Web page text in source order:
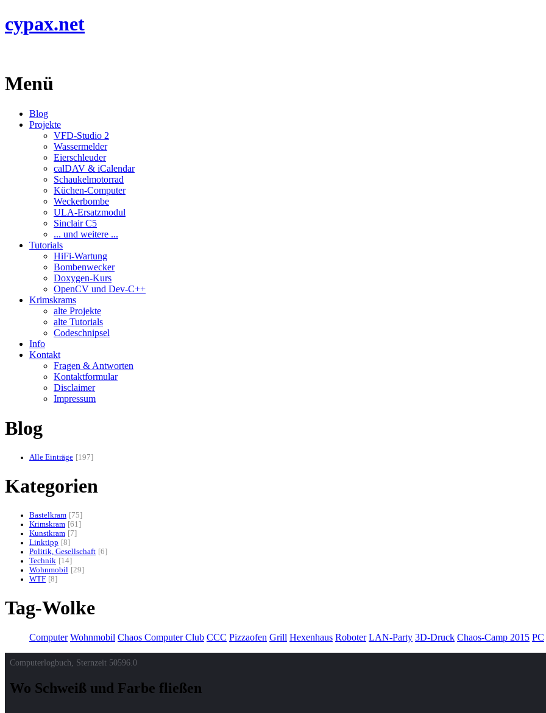
cypax.net
Menü
Blog
Projekte
VFD-Studio 2
Wassermelder
Eierschleuder
calDAV & iCalendar
Schaukelmotorrad
Küchen-Computer
Weckerbombe
ULA-Ersatzmodul
Sinclair C5
... und weitere ...
Tutorials
HiFi-Wartung
Bombenwecker
Doxygen-Kurs
OpenCV und Dev-C++
Krimskrams
alte Projekte
alte Tutorials
Codeschnipsel
Info
Kontakt
Fragen & Antworten
Kontaktformular
Disclaimer
Impressum
Blog
Alle Einträge 197
Kategorien
Bastelkram
75
Krimskram 61
Kunstkram
7
Linktipp
8
Politik, Gesellschaft 6
Technik
14
Wohnmobil
29
WTF 8
Tag-Wolke
Computer Wohnmobil Chaos Computer Club CCC Pizzaofen Grill Hexenhaus Roboter LAN-Party 3D-Druck Chaos-Camp 2015 PC
Computerlogbuch, Sternzeit 50596.0
Wo Schweiß und Farbe fließen